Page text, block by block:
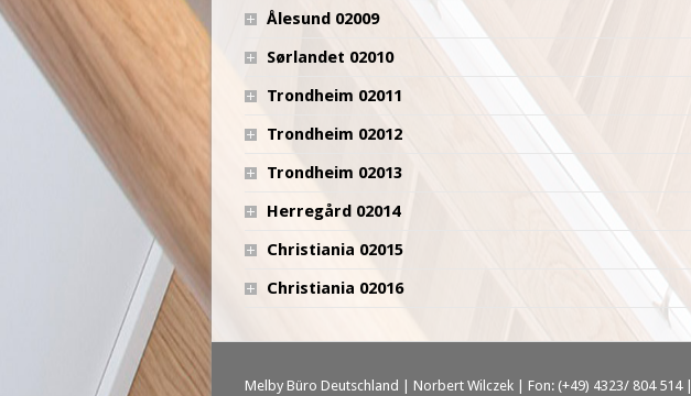
Ålesund 02009
Sørlandet 02010
Trondheim 02011
Trondheim 02012
Trondheim 02013
Herregård 02014
Christiania 02015
Christiania 02016
Melby Büro Deutschland | Norbert Wilczek | Fon: (+49) 4323/ 804 514 |